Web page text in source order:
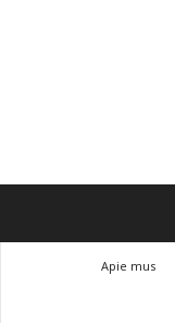
Apie mus